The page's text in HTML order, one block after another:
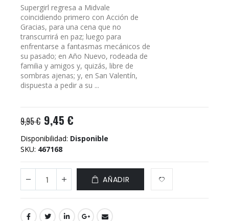
Supergirl regresa a Midvale
coincidiendo primero con Acción de
Gracias, para una cena que no
transcurrirá en paz; luego para
enfrentarse a fantasmas mecánicos de
su pasado; en Año Nuevo, rodeada de
familia y amigos y, quizás, libre de
sombras ajenas; y, en San Valentín,
dispuesta a pedir a su ...
9,95 € 9,45 €
Disponibilidad: Disponible
SKU 467168
AÑADIR